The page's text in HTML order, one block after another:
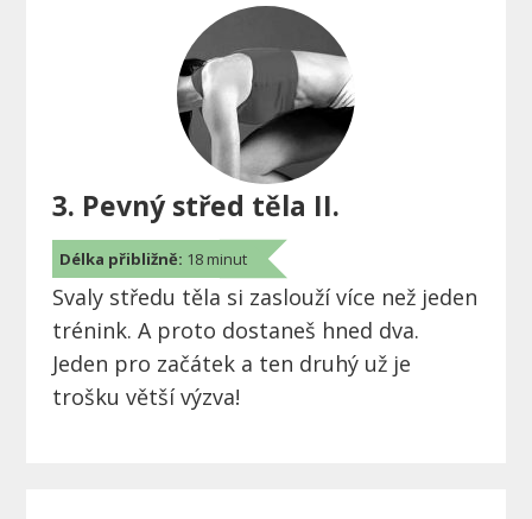
3. Pevný střed těla II.
Délka přibližně: 18 minut
Svaly středu těla si zaslouží více než jeden
trénink. A proto dostaneš hned dva.
Jeden pro začátek a ten druhý už je
trošku větší výzva!